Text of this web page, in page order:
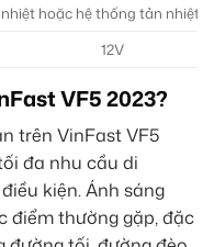
hoặc hệ thống tản nhiệt
12V
VF5 2023?
trên VinFast VF5
đa nhu cầu di
kiện. Ánh sáng
điểm thường gặp, đặc